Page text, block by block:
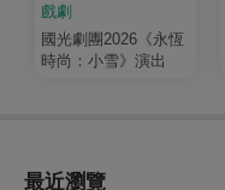
戲劇
國光劇團2026《永恆
時尚：小雪》演出
最近瀏覽